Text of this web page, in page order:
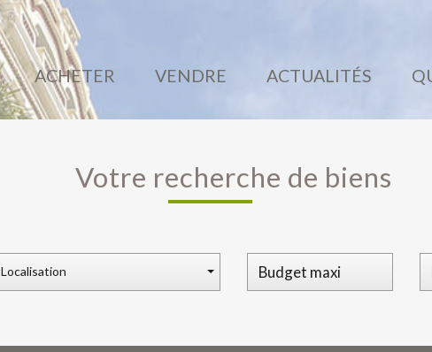
ACHETER VENDRE ACTUALITÉS
Votre recherche de biens
Localisation